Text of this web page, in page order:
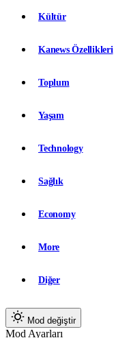
Kültür
Kanews Özellikleri
Toplum
Yaşam
Technology
Sağlık
Economy
More
Diğer
Mod değiştir
Mod Ayarları